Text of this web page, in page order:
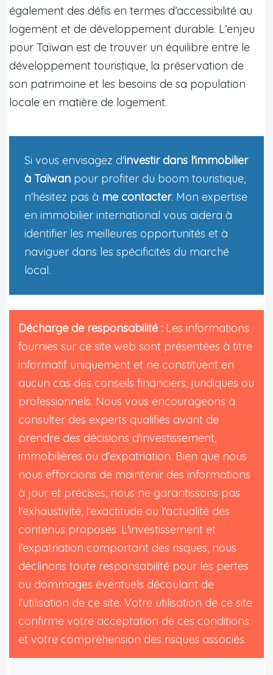
également des défis en termes d’accessibilité au
logement et de développement durable. L’enjeu
pour Taïwan est de trouver un équilibre entre le
développement touristique, la préservation de
son patrimoine et les besoins de sa population
locale en matière de logement.
Si vous envisagez d'investir dans l'immobilier
à Taïwan pour profiter du boom touristique,
n'hésitez pas à me contacter. Mon expertise
en immobilier international vous aidera à
identifier les meilleures opportunités et à
naviguer dans les spécificités du marché
local.
Décharge de responsabilité : Les informations
fournies sur ce site web sont présentées à titre
informatif uniquement et ne constituent en
aucun cas des conseils financiers, juridiques ou
professionnels. Nous vous encourageons à
consulter des experts qualifiés avant de
prendre des décisions d'investissement,
immobilières ou d'expatriation. Bien que nous
nous efforcions de maintenir des informations
à jour et précises, nous ne garantissons pas
l'exhaustivité, l'exactitude ou l'actualité des
contenus proposés. L'investissement et
l'expatriation comportant des risques, nous
déclinons toute responsabilité pour les pertes
ou dommages éventuels découlant de
l'utilisation de ce site. Votre utilisation de ce site
confirme votre acceptation de ces conditions
et votre compréhension des risques associés.